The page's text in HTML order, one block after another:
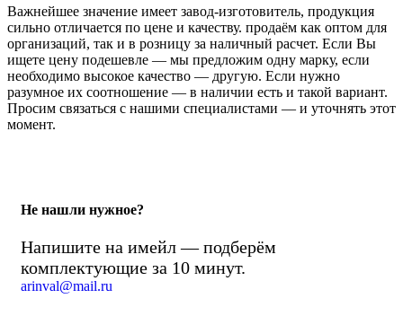
Важнейшее значение имеет завод-изготовитель, продукция
сильно отличается по цене и качеству. продаём как оптом для
организаций, так и в розницу за наличный расчет. Если Вы
ищете цену подешевле — мы предложим одну марку, если
необходимо высокое качество — другую. Если нужно
разумное их соотношение — в наличии есть и такой вариант.
Просим связаться с нашими специалистами — и уточнять этот
момент.
Не нашли нужное?
Напишите на имейл — подберём
комплектующие за 10 минут.
arinval@mail.ru